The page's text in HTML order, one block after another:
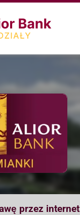
przez internet